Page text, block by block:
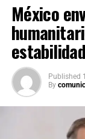
México
Published
By